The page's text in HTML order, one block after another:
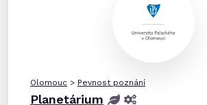
Olomouc > Pevnost poznání
Planetárium